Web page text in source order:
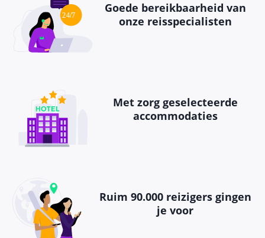
Goede bereikbaarheid van
onze reisspecialisten
Met zorg geselecteerde
accommodaties
Ruim 90.000 reizigers gingen
je voor